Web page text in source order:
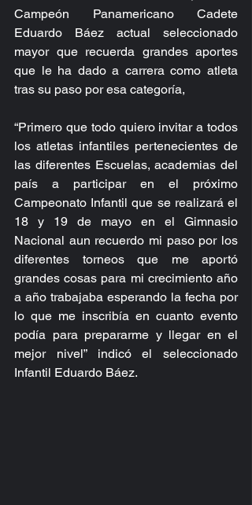
Campeón Panamericano Cadete
Eduardo Báez actual seleccionado
mayor que recuerda grandes aportes
que le ha dado a carrera como atleta
tras su paso por esa categoría,
“Primero que todo quiero invitar a todos
los atletas infantiles pertenecientes de
las diferentes Escuelas, academias del
país a participar en el próximo
Campeonato Infantil que se realizará el
18 y 19 de mayo en el Gimnasio
Nacional aun recuerdo mi paso por los
diferentes torneos que me aportó
grandes cosas para mi crecimiento año
a año trabajaba esperando la fecha por
lo que me inscribía en cuanto evento
podía para prepararme y llegar en el
mejor nivel” indicó el seleccionado
Infantil Eduardo Báez.